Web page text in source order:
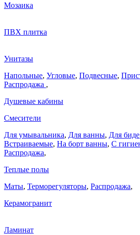
Мозаика
ПВХ плитка
Унитазы
Напольные, Угловые, Подвесные,
Распродажа ,
Душевые кабины
Смесители
Для умывальника, Для ванны, Для биде
Встраиваемые, На борт ванны, C
Распродажа,
Теплые полы
Маты, Терморегуляторы, Распродажа,
Керамогранит
Ламинат